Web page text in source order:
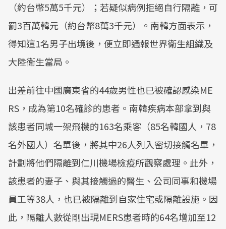
（約台幣5萬5千元）；若疑似病例拒絕自行隔離，可
罰3百萬韓元（約台幣8萬3千元）。南韓方面表示，
得知這1名男子出境後，便立即通報世界衛生組織及
大陸衛生當局。
出差前往中國廣東省的44歲男性也已被確認感染ME
RS，成為第10名確診的患者。南韓疾病本部拿到與
該患者同城一架飛機的163名乘客（85名韓國人，78
名外國人）名單後，將其中26人列入密切接觸名單，
計劃將他們隔離到仁川機場檢疫所觀察處理。此外，
該患者的妻子、與其接觸過的醫生、公司同事和機場
員工等38人，也已被隔離到自家住宅或隔離設施。因
此，隔離人數從剛出現MERS患者時的64名增加至12